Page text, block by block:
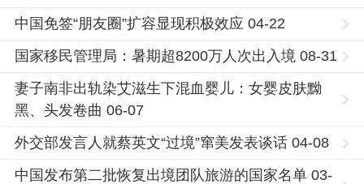
中国免签“朋友圈”扩容显现积极效应 04-22
国家移民管理局：暑期超8200万人次出入境 08-31
妻子南非出轨染艾滋生下混血婴儿：女婴皮肤黝
黑、头发卷曲 06-07
外交部发言人就蔡英文“过境”窜美发表谈话 04-08
中国发布第二批恢复出境团队旅游的国家名单 03-